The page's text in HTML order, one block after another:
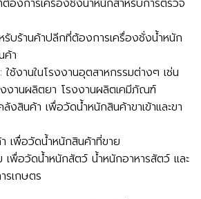
องการเครื่องชั่งน้ำหนักสำหรับการตรวจ
หรับร้านค้าปลีกที่ต้องการเครื่องชั่งน้ำหนัก
ค้า
ใช้งานในโรงงานอุตสาหกรรมต่างๆ เช่น
งานผลิตยา โรงงานผลิตเคมีภัณฑ์
งสินค้า เพื่อวัดน้ำหนักสินค้าขาเข้าและขา
า เพื่อวัดน้ำหนักสินค้าที่ขาย
เพื่อวัดน้ำหนักสัตว์ น้ำหนักอาหารสัตว์ และ
เกษตร